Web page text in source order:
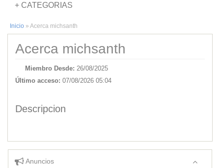
+ CATEGORIAS
Inicio » Acerca michsanth
Acerca michsanth
Miembro Desde: 26/08/2025
Último acceso: 07/08/2026 05:04
Descripcion
Anuncios